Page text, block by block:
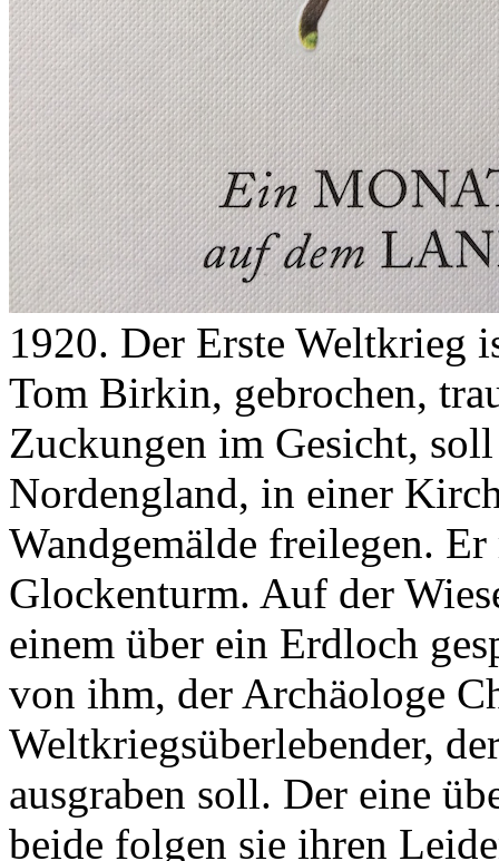
1920. Der Erste Weltkrieg
Tom Birkin, gebrochen,
Zuckungen im Gesicht,
Nordengland, in einer
Wandgemälde freilegen.
Glockenturm. Auf der
einem über ein Erdloch
von ihm, der Archäologe
Weltkriegsüberlebender,
ausgraben soll. Der eine
beide folgen sie ihren